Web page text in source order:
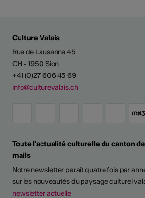
Culture Valais
Rue de Lausanne 45
CH - 1950 Sion
+41 (0)27 606 45 69
info@culturevalais.ch
Toute l'actualité culturelle du canton
mails
Notre newsletter paraît quatre fois par
sur les nouveautés du paysage culturel
newsletter actuelle